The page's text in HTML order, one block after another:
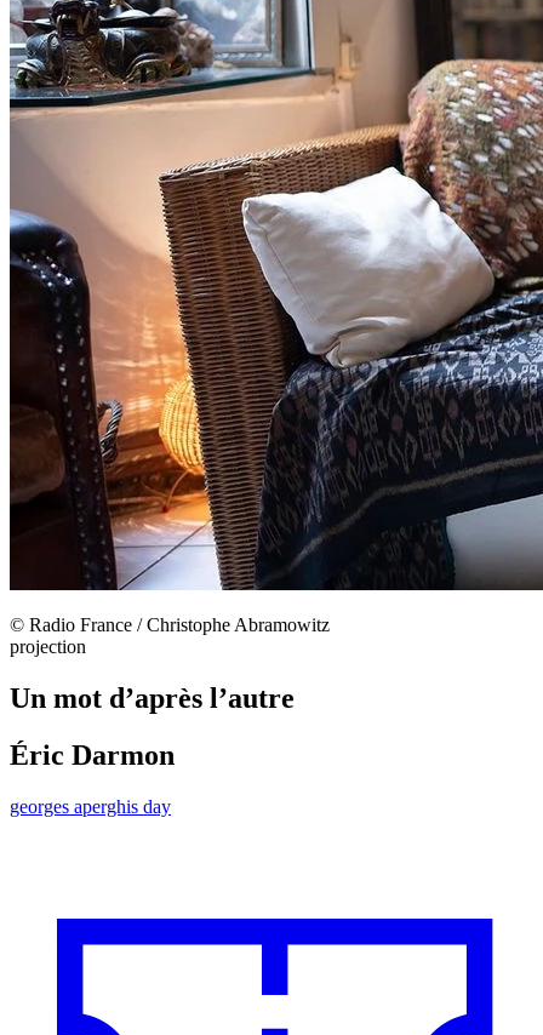
© Radio France / Christophe Abramowitz
projection
Un mot d’après l’autre
Éric Darmon
georges aperghis day